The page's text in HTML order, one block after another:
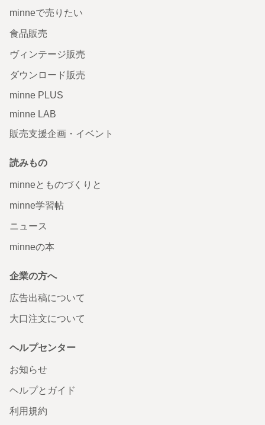
minneで売りたい
食品販売
ヴィンテージ販売
ダウンロード販売
minne PLUS
minne LAB
販売支援企画・イベント
読みもの
minneとものづくりと
minne学習帖
ニュース
minneの本
企業の方へ
広告出稿について
大口注文について
ヘルプセンター
お知らせ
ヘルプとガイド
利用規約